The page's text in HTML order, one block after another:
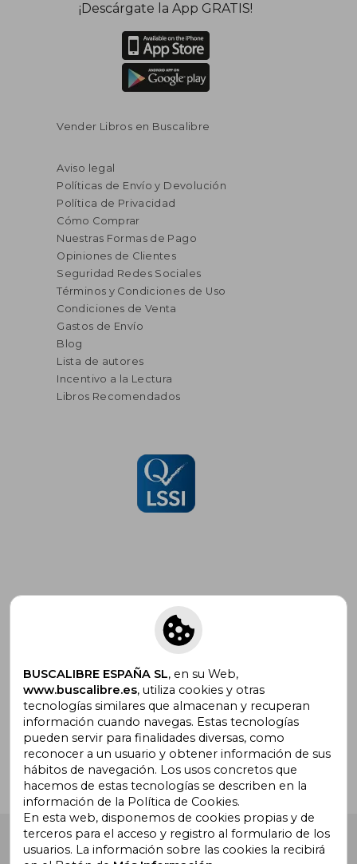
¡Descárgate la App GRATIS!
Vender Libros en Buscalibre
Aviso legal
Políticas de Envío y Devolución
Política de Privacidad
Cómo Comprar
Nuestras Formas de Pago
Opiniones de Clientes
Seguridad Redes Sociales
Términos y Condiciones de Uso
Condiciones de Venta
Gastos de Envío
Blog
Lista de autores
Incentivo a la Lectura
Libros Recomendados
Suscríbete para recibir ofertas y
promociones
¿Necesitas ayuda?
Ir a Centro de Soporte
Buscalibre España . Calle Energía, 65, Nave 3 (08940),
Cornellà de Llobregat, Barcelona. Derechos Reservados.
BUSCALIBRE ESPAÑA SL, en su Web,
www.buscalibre.es, utiliza cookies y otras
tecnologías similares que almacenan y recuperan
información cuando navegas. Estas tecnologías
pueden servir para finalidades diversas, como
reconocer a un usuario y obtener información de sus
hábitos de navegación. Los usos concretos que
hacemos de estas tecnologías se describen en la
información de la Política de Cookies.
En esta web, disponemos de cookies propias y de
terceros para el acceso y registro al formulario de los
usuarios. La información sobre las cookies la recibirá